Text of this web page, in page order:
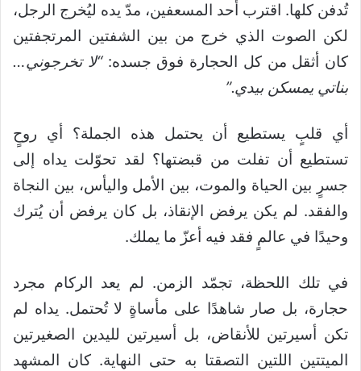
تُدفن كلها. اقترب أحد المسعفين، مدّ يده ليُخرج الرجل،
لكن الصوت الذي خرج من بين الشفتين المرتجفتين
كان أثقل من كل الحجارة فوق جسده:“لا تخرجوني…
بناتي يمسكن بيدي.”
أي قلبٍ يستطيع أن يحتمل هذه الجملة؟ أي روحٍ
تستطيع أن تفلت من قبضتها؟ لقد تحوّلت يداه إلى
جسرٍ بين الحياة والموت، بين الأمل واليأس، بين النجاة
والفقد. لم يكن يرفض الإنقاذ، بل كان يرفض أن يُترك
وحيدًا في عالمٍ فقد فيه أعزّ ما يملك.
في تلك اللحظة، تجمّد الزمن. لم يعد الركام مجرد
حجارة، بل صار شاهدًا على مأساةٍ لا تُحتمل. يداه لم
تكن أسيرتين للأنقاض، بل أسيرتين لليدين الصغيرتين
الميتتين اللتين التصقتا به حتى النهاية. كان المشهد